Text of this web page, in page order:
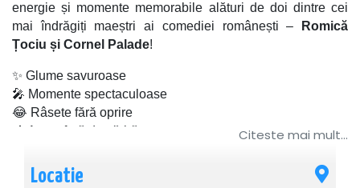
energie și momente memorabile alături de doi dintre cei
mai îndrăgiți maeștri ai comediei românești –
Romică
Țociu și Cornel Palade!
✨ Glume savuroase
🎤 Momente spectaculoase
😂 Râsete fără oprire
🎶 Atmosferă de sărbătoare
Un show construit pentru publicul care iubește umorul
autentic și serile petrecute cu zâmbetul pe buze. O întâlnire
Citeste mai mult...
Locatie